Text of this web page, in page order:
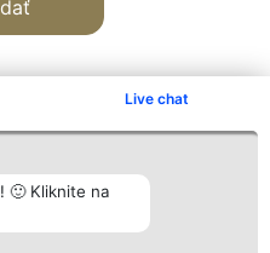
Live chat
🙂 Kliknite na
Kontakt
Kontakt